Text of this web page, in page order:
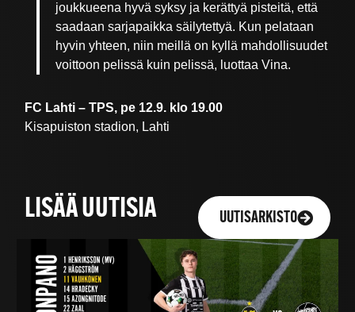
joukkueena hyvä syksy ja kerättyä pisteitä, että
saadaan sarjapaikka säilytettyä. Kun pelataan
hyvin yhteen, niin meillä on kyllä mahdollisuudet
voittoon pelissä kuin pelissä, luottaa Vina.
FC Lahti – TPS, pe 12.9. klo 19.00
Kisapuiston stadion, Lahti
LISÄÄ UUTISIA UUTISARKISTO